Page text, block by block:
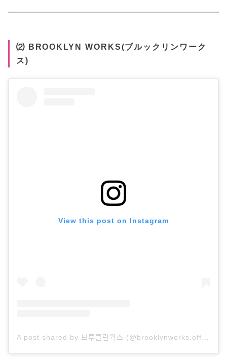
⑵ BROOKLYN WORKS(ブルックリンワーク
ス)
View this post on Instagram
A post shared by 브루클린웍스 (@brooklynworks.official)